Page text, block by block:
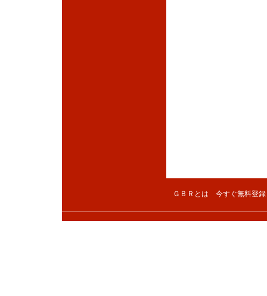
ＧＢＲとは 今すぐ無料登録